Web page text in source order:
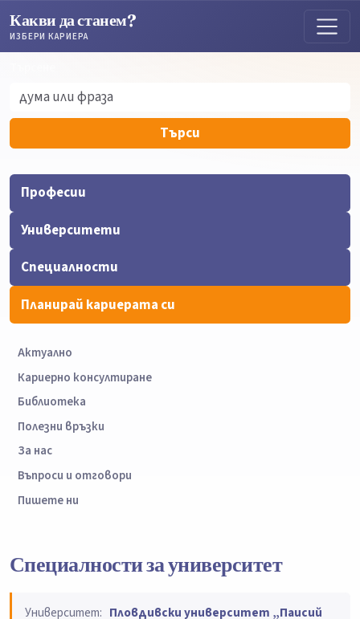
Какви да станем?
ИЗБЕРИ КАРИЕРА
Търси
Професии
Университети
Специалности
Планирай кариерата си
Актуално
Кариерно консултиране
Библиотека
Полезни връзки
За нас
Въпроси и отговори
Пишете ни
Специалности за университет
Университет: Пловдивски университет „Паисий